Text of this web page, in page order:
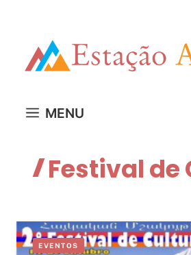
MENU
Festival de
EVENTOS